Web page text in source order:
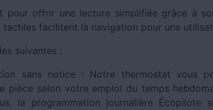
pour offrir une lecture simplifiée grâce à
tactiles facilitent la navigation pour une
suivantes :
sans notice : Notre thermostat vous
pièce selon votre emploi du temps
la programmation journalière Écopilote